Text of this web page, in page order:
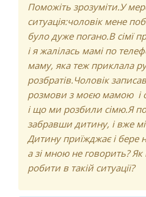
Поможіть зрозуміти.У
ситуація:чоловік мене
було дуже погано.В сімї
і я жалілась мамі по
маму, яка теж приклала
розбратів.Чоловік
розмови з моєю мамою і
і що ми розбили сімю.Я
забравши дитину, і вже
Дитину приїжджає і бере
а зі мною не говорить?
робити в такій ситуації?